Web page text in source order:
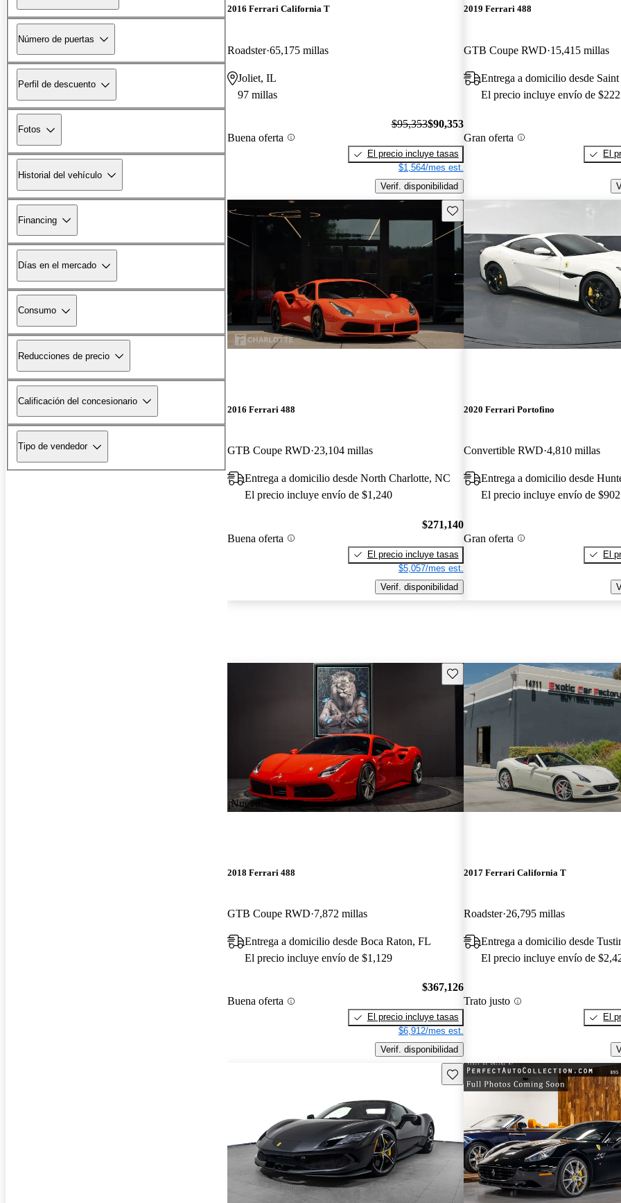
Número de puertas
Perfil de descuento
Fotos
Historial del vehículo
Financing
Días en el mercado
Consumo
Reducciones de precio
Calificación del concesionario
Tipo de vendedor
2016 Ferrari California T
Roadster 65,175 millas
Joliet, IL
97 millas
Buena oferta
$95,353$90,353
El precio incluye tasas
$1,564/mes est.
Verif. disponibilidad
2019 Ferrari 488
GTB Coupe RWD 15,415 millas
Entrega a domicilio desde
El precio incluye envío de $222
Gran oferta
El
Guarda este Aviso
2016 Ferrari 488
GTB Coupe RWD 23,104 millas
Entrega a domicilio desde North Charlotte, NC
El precio incluye envío de $1,240
Buena oferta
$271,140
El precio incluye tasas
$5,057/mes est.
Verif. disponibilidad
2020 Ferrari Portofino
Convertible RWD 4,810 millas
Entrega a domicilio desde
El precio incluye envío de $902
Gran oferta
El
¡Nuevo!
Guarda este Aviso
2018 Ferrari 488
GTB Coupe RWD 7,872 millas
Entrega a domicilio desde Boca Raton, FL
El precio incluye envío de $1,129
Buena oferta
$367,126
El precio incluye tasas
$6,912/mes est.
Verif. disponibilidad
2017 Ferrari California T
Roadster 26,795 millas
Entrega a domicilio desde
El precio incluye envío de
Trato justo
El
Guarda este Aviso